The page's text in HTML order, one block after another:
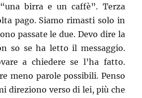
birra e un caffè”. Terza
pago. Siamo rimasti solo in
passate le due. Devo dire la
so se ha letto il messaggio.
a chiedere se l’ha fatto.
meno parole possibili. Penso
direziono verso di lei, più che